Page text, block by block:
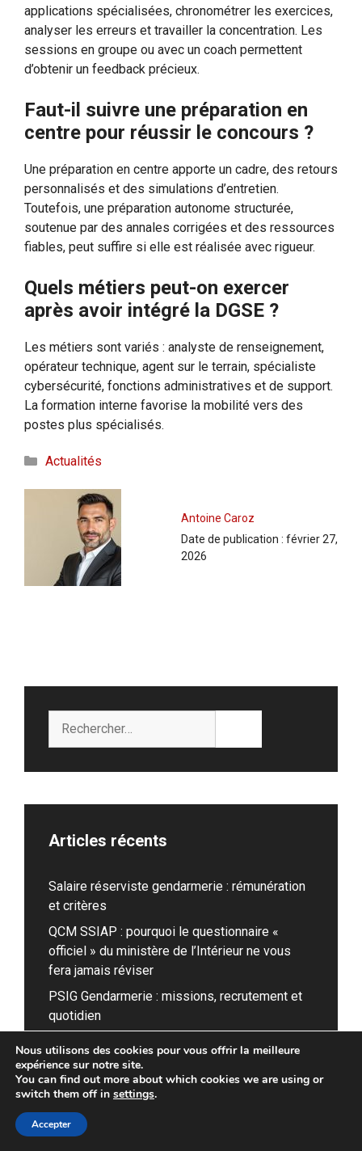
applications spécialisées, chronométrer les exercices,
analyser les erreurs et travailler la concentration. Les
sessions en groupe ou avec un coach permettent
d’obtenir un feedback précieux.
Faut-il suivre une préparation en
centre pour réussir le concours ?
Une préparation en centre apporte un cadre, des retours
personnalisés et des simulations d’entretien.
Toutefois, une préparation autonome structurée,
soutenue par des annales corrigées et des ressources
fiables, peut suffire si elle est réalisée avec rigueur.
Quels métiers peut-on exercer
après avoir intégré la DGSE ?
Les métiers sont variés : analyste de renseignement,
opérateur technique, agent sur le terrain, spécialiste
cybersécurité, fonctions administratives et de support.
La formation interne favorise la mobilité vers des
postes plus spécialisés.
Catégories
Actualités
Antoine Caroz
Date de publication : février 27,
2026
Articles récents
Salaire réserviste gendarmerie : rémunération
et critères
QCM SSIAP : pourquoi le questionnaire «
officiel » du ministère de l’Intérieur ne vous
fera jamais réviser
PSIG Gendarmerie : missions, recrutement et
quotidien
2026
Gendarme réserviste : âge minimum et limite
Nous utilisons des cookies pour vous offrir la meilleure
expérience sur notre site.
You can find out more about which cookies we are using or
switch them off in settings.
Accepter